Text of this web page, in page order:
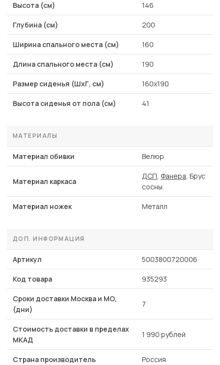
Высота (см) 146
Глубина (см) 200
Ширина спального места (см) 160
Длина спального места (см) 190
Размер сиденья (ШхГ, см) 160х190
Высота сиденья от пола (см) 41
МАТЕРИАЛЫ
Материал обивки Велюр
Материал каркаса
ДСП, Фанера, Брус
сосны
Материал ножек Металл
ДОП. ИНФОРМАЦИЯ
Артикул 5003800720006
Код товара 935293
Сроки доставки Москва и МО,
(дни)
7
Стоимость доставки в пределах
МКАД
1 990 рублей
Страна производитель Россия